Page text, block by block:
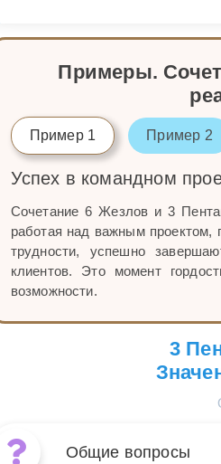
Примеры.
Пример 1 Пример 2
Успех в командном
Сочетание 6 Жезлов и 3
работая над важным проектом,
трудности, успешно
клиентов. Это момент
возможности.
3
Общие вопросы